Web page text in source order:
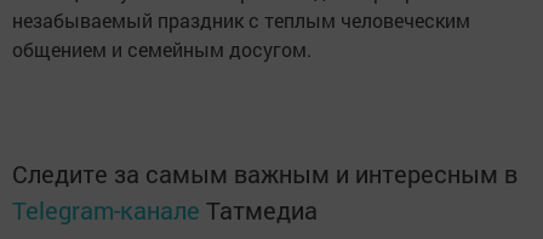
незабываемый праздник с теплым человеческим
общением и семейным досугом.
Следите за самым важным и интересным в
Telegram-канале Татмедиа